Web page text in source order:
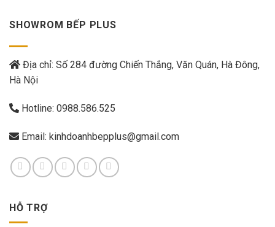
SHOWROM BẾP PLUS
Địa chỉ: Số 284 đường Chiến Thắng, Văn Quán, Hà Đông,
Hà Nội
Hotline: 0988.586.525
Email: kinhdoanhbepplus@gmail.com
HỖ TRỢ